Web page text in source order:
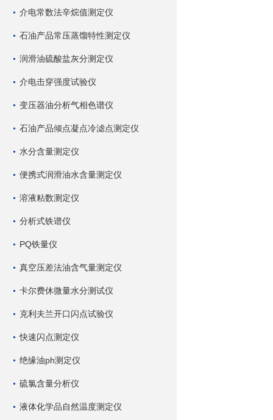
介电常数法辛烷值测定仪
石油产品常压蒸馏特性测定仪
润滑油硫酸盐灰分测定仪
介电击穿强度试验仪
变压器油分析气相色谱仪
石油产品倾点凝点冷滤点测定仪
水分含量测定仪
便携式润滑油水含量测定仪
溶液粘数测定仪
分析式铁谱仪
PQ铁量仪
真空压差法油含气量测定仪
卡尔费休微量水分测试仪
克利夫兰开口闪点试验仪
快速闪点测定仪
绝缘油ph测定仪
硫氯含量分析仪
液体化学品自然温度测定仪